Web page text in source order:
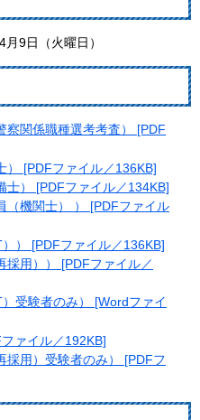
9日（火曜日）
察関係職種選考考査） [PDF
） [PDFファイル／136KB]
士） [PDFファイル／134KB]
（機関士） ） [PDFファイル
） [PDFファイル／136KB]
採用）） [PDFファイル／
受験者のみ） [Wordファイ
ァイル／192KB]
採用）受験者のみ） [PDFフ